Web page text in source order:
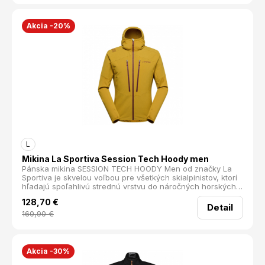
Akcia -20%
L
Mikina La Sportiva Session Tech Hoody men
Pánska mikina SESSION TECH HOODY Men od značky La
Sportiva je skvelou voľbou pre všetkých skialpinistov, ktorí
hľadajú spoľahlivú strednú vrstvu do náročných horských
podmienok. Kombinácia materiálov Prepracované spojenie
viacerých technických tkanín zaručuje, že mikina je
hrejivá, priedušná, vetruodolná a zároveň neobmedzuje v
pohybe. Kapucňa s vysokým golierom príjemne zahreje a
výstroja, napríklad stúpacích pásov. Predtvarované rukávy
zaisťujú prirodzený pohyb a antibakteriálna úprava
128,70 €
160,90€
Detail
Akcia -30%